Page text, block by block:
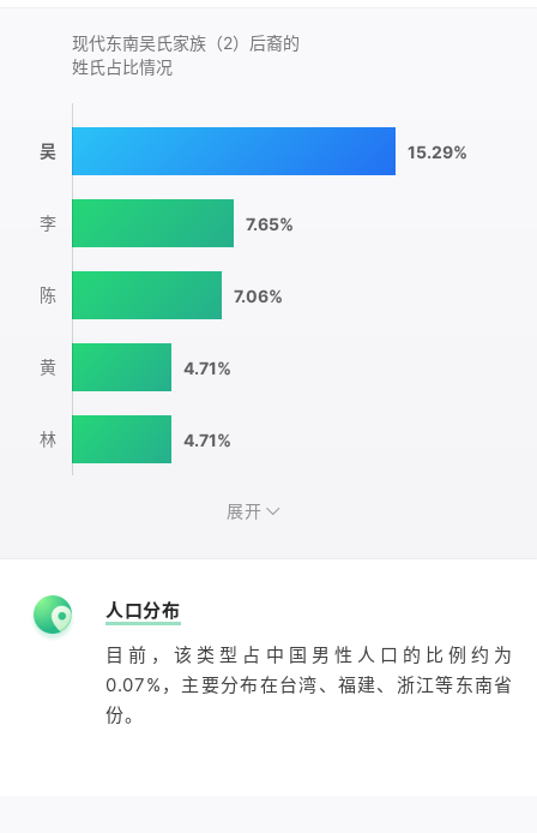
现代东南吴氏家族（2）后裔的
姓氏占比情况
15.29%
吴
7.65%
李
7.06%
陈
4.71%
黄
4.71%
林
展开
人口分布
目前，该类型占中国男性人口的比例约为
0.07%，主要分布在台湾、福建、浙江等东南省
份。